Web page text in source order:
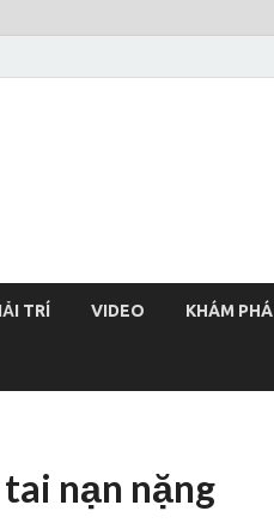
TRÍ VIDEO KHÁM PHÁ
nạn nặng